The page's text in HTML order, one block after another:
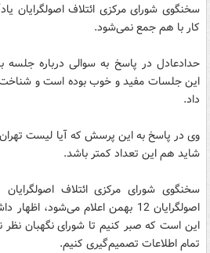
سخنگوی شورای مرکزی ائتلاف اصولگرایان
کار با هم جمع نمی‌شود.
حدادعادل در پاسخ به سوالی درباره جلسه
این جلسات مفید و خوب بوده است و شناخت
داد.
شاید هم این‌ تعداد کمتر باشد.
سخنگوی شورای مرکزی ائتلاف
اصولگرایان 12 بهمن اعلام
این است که صبر کنیم تا شورای نگهبان نظر
تمام اطلاعات تصمیم‌گیری کنیم.